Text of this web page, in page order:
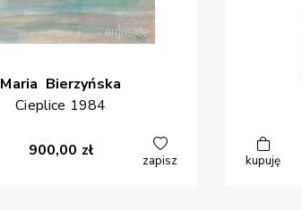
Maria Bierzyńska
Cieplice 1984
900,00 zł
zapisz kupuję